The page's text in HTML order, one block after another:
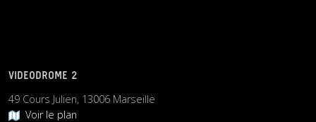
VIDEODROME 2
49 Cours Julien, 13006 Marseille
Voir le plan